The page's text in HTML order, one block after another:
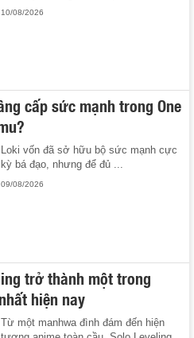
10/08/2026
cấp sức mạnh trong One
Loki vốn đã sở hữu bộ sức mạnh cực
kỳ bá đạo, nhưng để đủ ...
09/08/2026
trở thành một trong
hiện nay
Từ một manhwa đình đám đến hiện